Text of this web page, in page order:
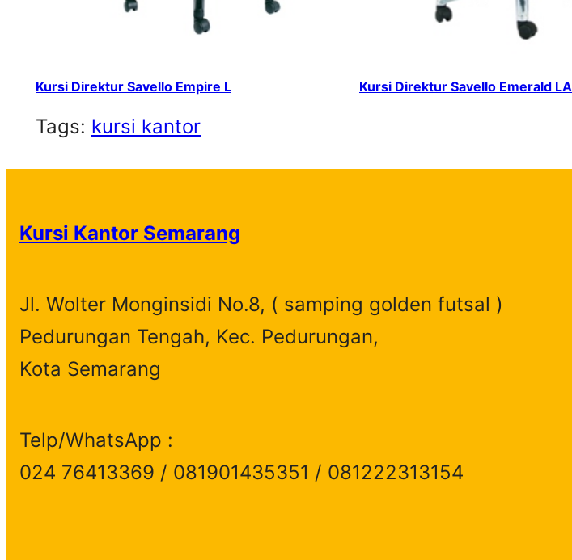
Kursi Direktur Savello Empire L Kursi Direktur Savello Emerald LA
Tags: kursi kantor
Kursi Kantor Semarang
Jl. Wolter Monginsidi No.8, ( samping golden futsal )
Pedurungan Tengah, Kec. Pedurungan,
Kota Semarang
Telp/WhatsApp :
024 76413369 / 081901435351 / 081222313154